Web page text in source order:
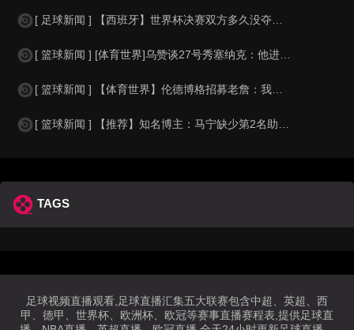
[ 足球新闻 ] 【西班牙】世界杯决赛双方多久没夺冠？西班牙16年前首冠 阿根
[ 篮球新闻 ] [体育世界]乌赞谈27号秀塞纳克：他进步飞快也善于听取建议
[ 篮球新闻 ] 【体育世界】伦德博格招募老詹：我知道你不喜欢新秀 但我不是普
[ 篮球新闻 ] 【推荐】知名博主：马宁缺少第2名助理裁判，直接失去淘汰赛主哨
TAGS
足球视频直播观看,足球直播汇集五大联赛包含中超、英超、西
甲、德甲、世界杯、欧洲杯、欧冠等赛事直播赛程表,提供足球直